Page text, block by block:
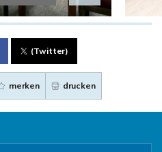
(Twitter)
merken drucken